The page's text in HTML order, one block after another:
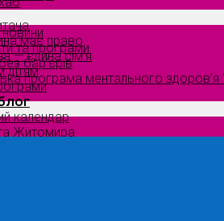
має право
— єдина сім’я
дітям
календар
Житомира
та програми
бар’єрів
програма ментального здоров’я